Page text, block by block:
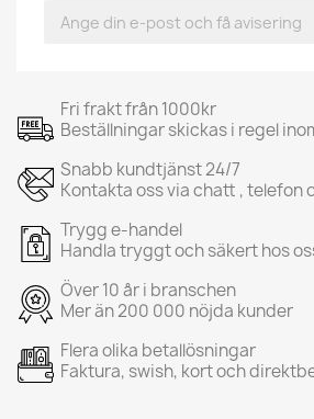
Fri frakt från 1000kr
Beställningar skickas i regel
Snabb kundtjänst 24/7
Kontakta oss via chatt , telefon
Trygg e-handel
Handla tryggt och säkert hos
Över 10 år i branschen
Mer än 200 000 nöjda kunder
Flera olika betallösningar
Faktura, swish, kort och